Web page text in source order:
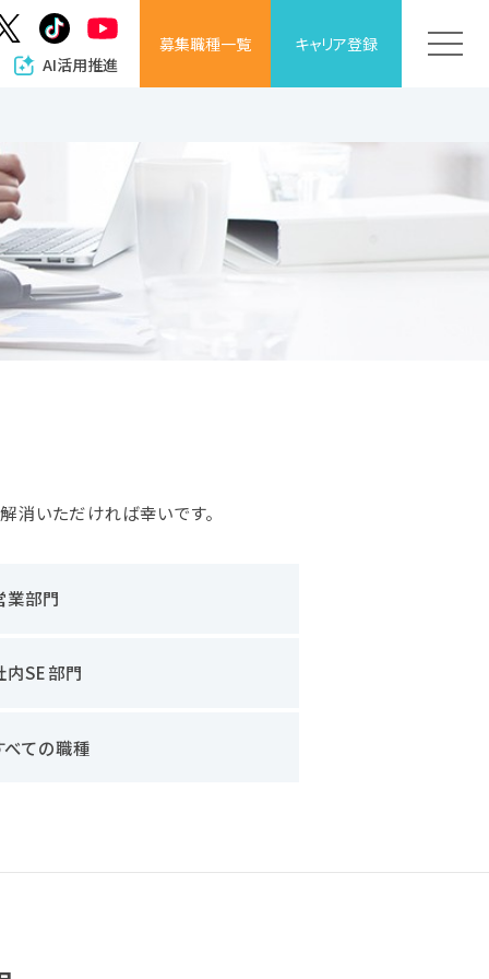
AI活用推進
募集職種一覧 キャリア登録
消いただければ幸いです。
業部門
内SE部門
べての職種